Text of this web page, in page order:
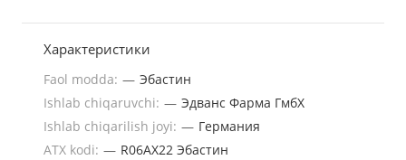
Характеристики
Faol modda: — Эбастин
Ishlab chiqaruvchi: — Эдванс Фарма ГмбХ
Ishlab chiqarilish joyi: — Германия
ATX kodi: — R06AX22 Эбастин